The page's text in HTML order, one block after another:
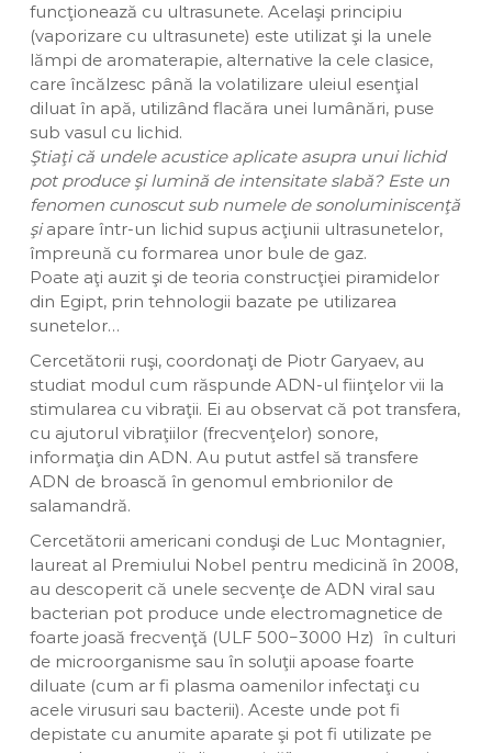
funcţionează cu ultrasunete. Acelaşi principiu
(vaporizare cu ultrasunete) este utilizat şi la unele
lămpi de aromaterapie, alternative la cele clasice,
care încălzesc până la volatilizare uleiul esenţial
diluat în apă, utilizând flacăra unei lumânări, puse
sub vasul cu lichid.
Ştiaţi că undele acustice aplicate asupra unui lichid
pot produce şi lumină de intensitate slabă? Este un
fenomen cunoscut sub numele de sonoluminiscenţă
şiapare într-un lichid supus acţiunii ultrasunetelor,
împreună cu formarea unor bule de gaz.
Poate aţi auzit şi de teoria construcţiei piramidelor
din Egipt, prin tehnologii bazate pe utilizarea
sunetelor…
Cercetătorii ruşi, coordonaţi de Piotr Garyaev, au
studiat modul cum răspunde ADN-ul fiinţelor vii la
stimularea cu vibraţii. Ei au observat că pot transfera,
cu ajutorul vibraţiilor (frecvenţelor) sonore,
informaţia din ADN. Au putut astfel să transfere
ADN de broască în genomul embrionilor de
salamandră.
Cercetătorii americani conduşi de Luc Montagnier,
laureat al Premiului Nobel pentru medicină în 2008,
au descoperit că unele secvenţe de ADN viral sau
bacterian pot produce unde electromagnetice de
foarte joasă frecvenţă (ULF 500−3000 Hz) în culturi
de microorganisme sau în soluţii apoase foarte
diluate (cum ar fi plasma oamenilor infectaţi cu
acele virusuri sau bacterii). Aceste unde pot fi
depistate cu anumite aparate şi pot fi utilizate pe